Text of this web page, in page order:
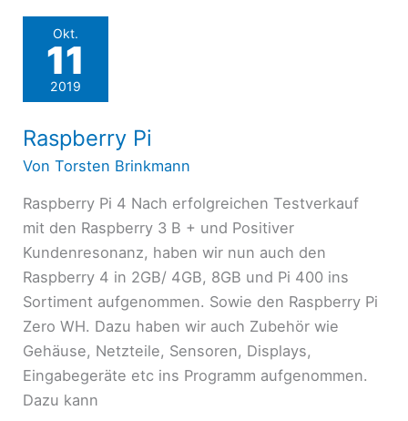
Okt.
11
2019
Raspberry Pi
VonTorsten Brinkmann
Raspberry Pi 4 Nach erfolgreichen Testverkauf
mit den Raspberry 3 B + und Positiver
Kundenresonanz, haben wir nun auch den
Raspberry 4 in 2GB/ 4GB, 8GB und Pi 400 ins
Sortiment aufgenommen. Sowie den Raspberry Pi
Zero WH. Dazu haben wir auch Zubehör wie
Gehäuse, Netzteile, Sensoren, Displays,
Eingabegeräte etc ins Programm aufgenommen.
Dazu kann